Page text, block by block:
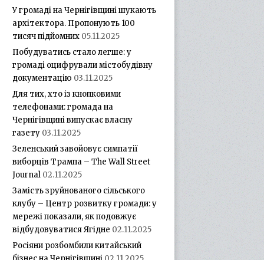
У громаді на Чернігівщині шукають
архітектора. Пропонують 100
тисяч підйомних 05.11.2025
Побудуватись стало легше: у
громаді оцифрували містобудівну
документацію 03.11.2025
Для тих, хто із кнопковими
телефонами: громада на
Чернігівщині випускає власну
газету 03.11.2025
Зеленський завойовує симпатії
виборців Трампа – The Wall Street
Journal 02.11.2025
Замість зруйнованого сільського
клубу – Центр розвитку громади: у
мережі показали, як подовжує
відбудовуватися Ягідне 02.11.2025
Росіяни розбомбили китайський